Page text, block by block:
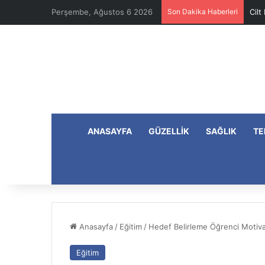
Perşembe, Ağustos 6 2026 Son Dakika Haberleri Cilt
ANASAYFA GÜZELLIK SAĞLIK
Anasayfa / Eğitim / Hedef Belirleme Öğrenci
Eğitim